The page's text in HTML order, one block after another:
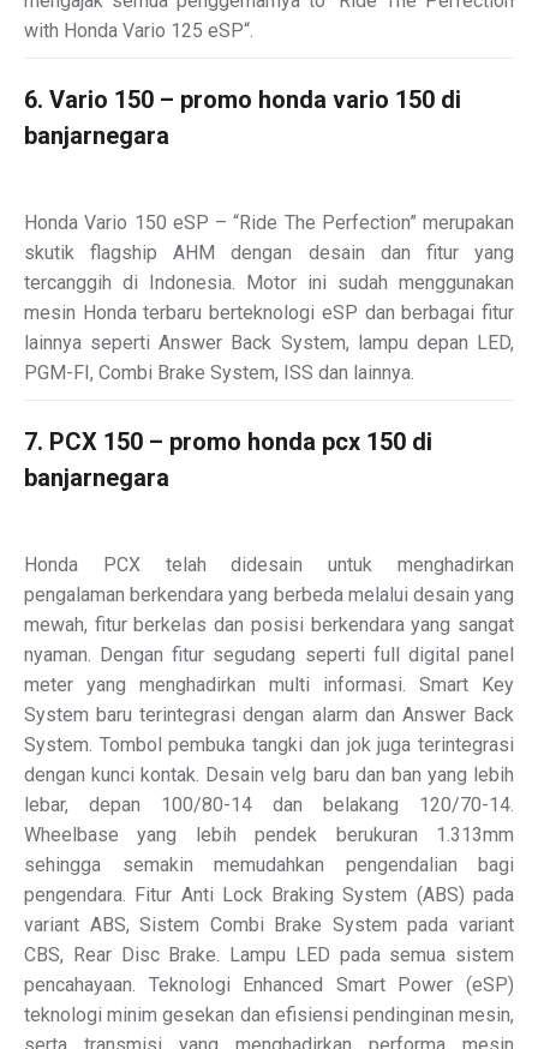
with Honda Vario 125 eSP“.
6. Vario 150 – promo honda vario 150 di
banjarnegara
Honda Vario 150 eSP – “Ride The Perfection” merupakan
skutik flagship AHM dengan desain dan fitur yang
tercanggih di Indonesia. Motor ini sudah menggunakan
mesin Honda terbaru berteknologi eSP dan berbagai fitur
lainnya seperti Answer Back System, lampu depan LED,
PGM-FI, Combi Brake System, ISS dan lainnya.
7. PCX 150 – promo honda pcx 150 di
banjarnegara
Honda PCX telah didesain untuk menghadirkan
pengalaman berkendara yang berbeda melalui desain yang
mewah, fitur berkelas dan posisi berkendara yang sangat
nyaman. Dengan fitur segudang seperti full digital panel
meter yang menghadirkan multi informasi. Smart Key
System baru terintegrasi dengan alarm dan Answer Back
System. Tombol pembuka tangki dan jok juga terintegrasi
dengan kunci kontak. Desain velg baru dan ban yang lebih
lebar, depan 100/80-14 dan belakang 120/70-14.
Wheelbase yang lebih pendek berukuran 1.313mm
sehingga semakin memudahkan pengendalian bagi
pengendara. Fitur Anti Lock Braking System (ABS) pada
variant ABS, Sistem Combi Brake System pada variant
CBS, Rear Disc Brake. Lampu LED pada semua sistem
pencahayaan. Teknologi Enhanced Smart Power (eSP)
teknologi minim gesekan dan efisiensi pendinginan mesin,
serta transmisi yang menghadirkan performa mesin